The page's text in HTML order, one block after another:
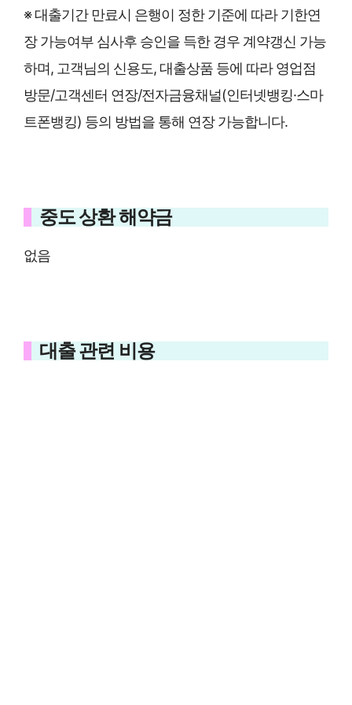
※ 대출기간 만료시 은행이 정한 기준에 따라 기한연
장 가능여부 심사후 승인을 득한 경우 계약갱신 가능
하며, 고객님의 신용도, 대출상품 등에 따라 영업점
방문/고객센터 연장/전자금융채널(인터넷뱅킹·스마
트폰뱅킹) 등의 방법을 통해 연장 가능합니다.
중도 상환 해약금
없음
대출 관련 비용